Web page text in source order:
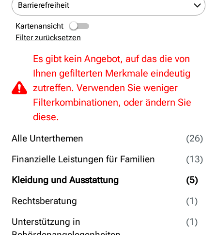
Alle Unterthemen
(26)
Finanzielle Leistungen für Familien
(13)
Kleidung und Ausstattung
(5)
Rechtsberatung
(1)
Unterstützung in
(1)
Barrierefreiheit
Kartenansicht
Filter zurücksetzen
Es gibt kein Angebot, auf das die von
Ihnen gefilterten Merkmale eindeutig
zutreffen. Verwenden Sie weniger
Filterkombinationen, oder ändern Sie
diese.